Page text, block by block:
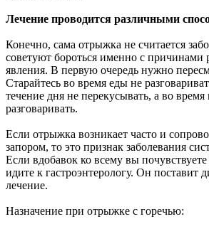
Лечение проводится различными
Конечно, сама отрыжка не считается
советуют бороться именно с причинами
явления. В первую очередь нужно
Старайтесь во время еды не
течение дня не перекусывать, а во
разговаривать.
Если отрыжка возникает часто и
запором, то это признак заболевания
Если вдобавок ко всему вы
идите к гастроэнтерологу. Он поставит
лечение.
Назначение при отрыжке с горечью: